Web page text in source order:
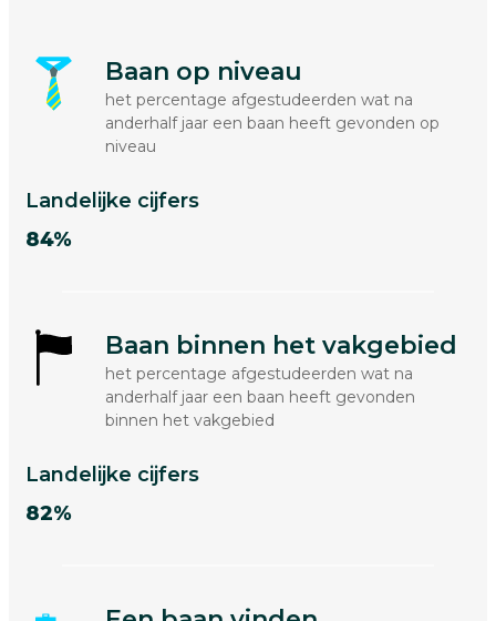
Baan op niveau
het percentage afgestudeerden wat na
anderhalf jaar een baan heeft gevonden op
niveau
Landelijke cijfers
84%
Baan binnen het vakgebied
het percentage afgestudeerden wat na
anderhalf jaar een baan heeft gevonden
binnen het vakgebied
Landelijke cijfers
82%